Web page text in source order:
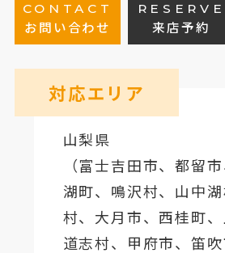
CONTACT
お問い合わせ
RESERVE
来店予約
対応エリア
山梨県
（富士吉田市、都留市
湖町、鳴沢村、山中
村、 大月市、西桂町、
道志村、 甲府市、笛